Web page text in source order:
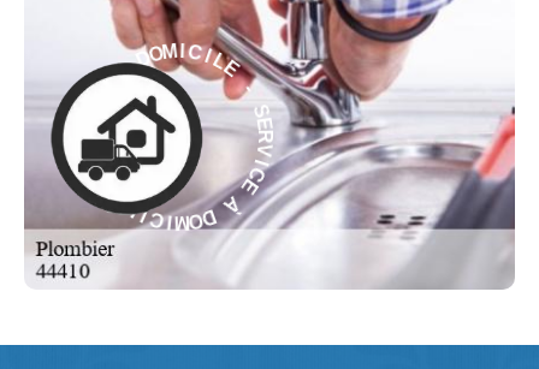
S
E
R
V
I
E
DO
MICILE -
S
E
R
V
I
C
E
À
D
O
M
I
C
I
L
E
-